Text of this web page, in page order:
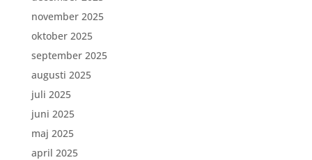
november 2025
oktober 2025
september 2025
augusti 2025
juli 2025
juni 2025
maj 2025
april 2025